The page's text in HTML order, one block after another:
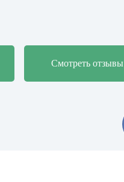
Смотреть отзывы